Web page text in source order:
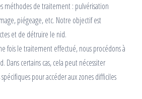
méthodes de traitement : pulvérisation
piégeage, etc. Notre objectif est
et de détruire le nid.
fois le traitement effectué, nous procédons à
Dans certains cas, cela peut nécessiter
pour accéder aux zones difficiles